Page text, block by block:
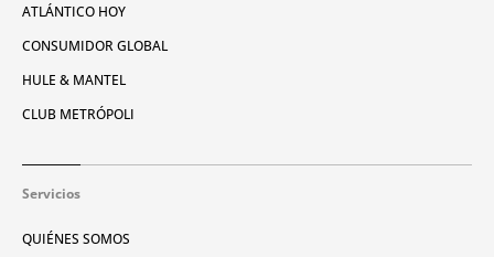
ATLÁNTICO HOY
CONSUMIDOR GLOBAL
HULE & MANTEL
CLUB METRÓPOLI
Servicios
QUIÉNES SOMOS